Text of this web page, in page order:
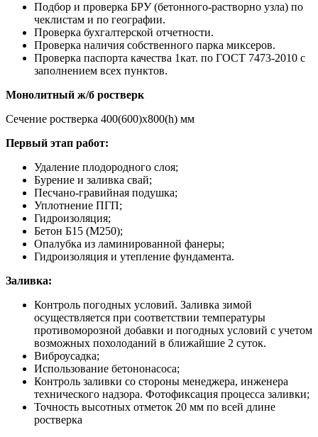
Подбор и проверка БРУ (бетонного-растворно узла) по
чеклистам и по географии.
Проверка бухгалтерской отчетности.
Проверка наличия собственного парка миксеров.
Проверка паспорта качества 1кат. по ГОСТ 7473-2010 с
заполнением всех пунктов.
Монолитный ж/б ростверк
Сечение ростверка 400(600)х800(h) мм
Первый этап работ:
Удаление плодородного слоя;
Бурение и заливка свай;
Песчано-гравийная подушка;
Уплотнение ПГП;
Гидроизоляция;
Бетон Б15 (М250);
Опалубка из ламинированной фанеры;
Гидроизоляция и утепление фундамента.
Заливка:
Контроль погодных условий. Заливка зимой
осуществляется при соответствии температуры
противоморозной добавки и погодных условий с учетом
возможных похолоданий в ближайшие 2 суток.
Виброусадка;
Использование бетононасоса;
Контроль заливки со стороны менеджера, инженера
технического надзора. Фотофиксация процесса заливки;
Точность высотных отметок 20 мм по всей длине
ростверка